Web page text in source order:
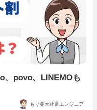
、povo、LINEMOも
もり＠元社畜エンジニア